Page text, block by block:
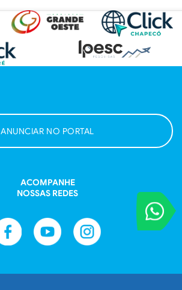
VOCÊ
Entre em
ANUNCIAR NO PORTAL
ACOMPANHE
NOSSAS REDES